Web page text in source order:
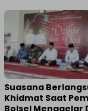
Suasana
Khidmat Saat
Bolsel Menggelar